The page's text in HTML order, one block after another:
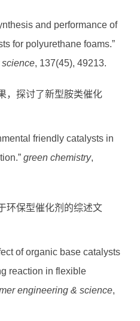
and performance of
for polyurethane foams.”
, 137(45), 49213.
，探讨了新型胺类催化
friendly catalysts in
green chemistry,
环保型催化剂的综述文
of organic base catalysts
reaction in flexible
engineering & science,